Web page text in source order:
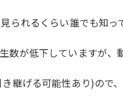
られるくらい誰でも知っ
数が低下していますが、
継げる可能性あり)ので